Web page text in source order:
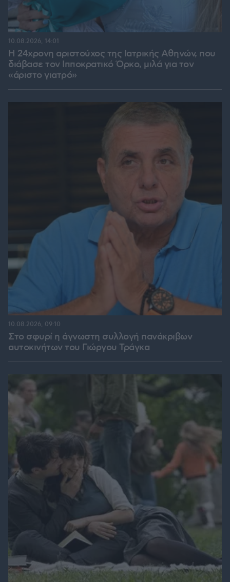
Η 24χρονη αριστούχος της Ιατρικής Αθηνών, που
διάβασε τον Ιπποκρατικό Όρκο, μιλά για τον
«άριστο γιατρό»
10.08.2026, 14:01
Στο σφυρί η άγνωστη συλλογή πανάκριβων
αυτοκινήτων του Γιώργου Τράγκα
10.08.2026, 09:10